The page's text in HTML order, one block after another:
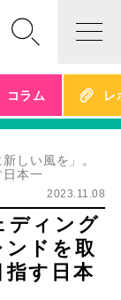
コラム レ
しい風を」。
日本一
2023.11.08
ディング
ドを取
指す日本